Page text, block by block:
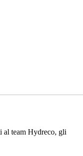
al team Hydreco, gli